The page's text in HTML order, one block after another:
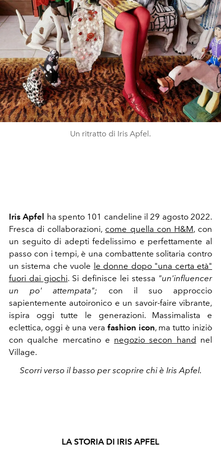
Un ritratto di Iris Apfel.
Iris Apfel
ha spento 101 candeline il 29 agosto 2022.
Fresca di collaborazioni, come quella con H&M, con
un seguito di adepti fedelissimo e perfettamente al
passo con i tempi, è una combattente solitaria contro
un sistema che vuole le donne dopo "una certa età"
fuori dai giochi. Si definisce lei stessa "un'influencer
un po' attempata"; con il suo approccio
sapientemente autoironico e un savoir-faire vibrante,
ispira oggi tutte le generazioni. Massimalista e
eclettica, oggi è una vera fashion icon, ma tutto iniziò
con qualche mercatino e negozio secon hand nel
Village.
Scorri verso il basso per scoprire chi è Iris Apfel.
LA STORIA DI IRIS APFEL